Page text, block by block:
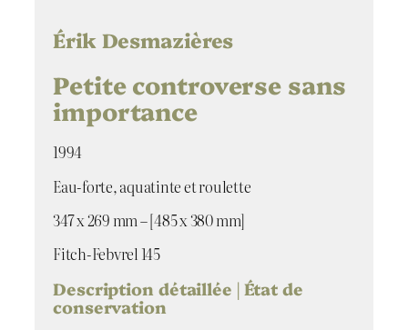
Érik Desmazières
Petite controverse sans
importance
1994
Eau-forte, aquatinte et roulette
347 x 269 mm – [485 x 380 mm]
Fitch-Febvrel 145
Description détaillée | État de
conservation